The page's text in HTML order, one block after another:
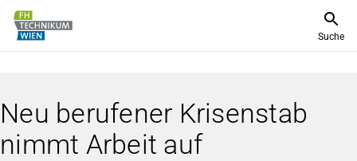
Suche
Neu berufener Krisenstab
nimmt Arbeit auf